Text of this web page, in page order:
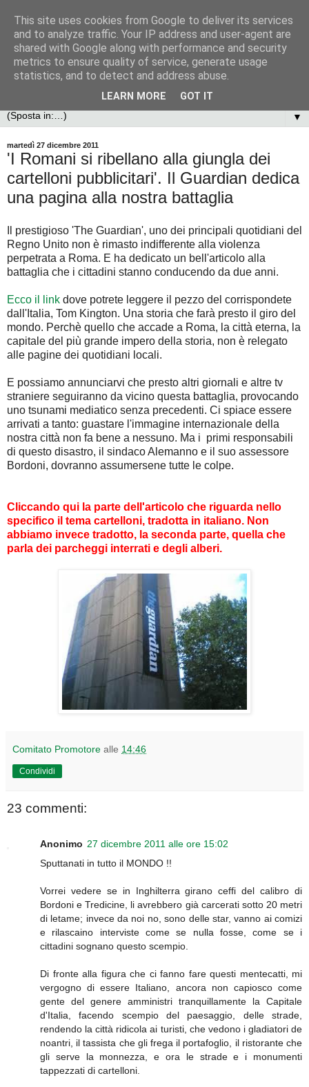
▼
martedì 27 dicembre 2011
'I Romani si ribellano alla giungla dei
cartelloni pubblicitari'. Il Guardian dedica
una pagina alla nostra battaglia
Il prestigioso 'The Guardian', uno dei principali quotidiani del
Regno Unito non è rimasto indifferente alla violenza
perpetrata a Roma. E ha dedicato un bell'articolo alla
battaglia che i cittadini stanno conducendo da due anni.
Ecco il link dove potrete leggere il pezzo del corrispondete
dall'Italia, Tom Kington. Una storia che farà presto il giro del
mondo. Perchè quello che accade a Roma, la città eterna, la
capitale del più grande impero della storia, non è relegato
alle pagine dei quotidiani locali.
E possiamo annunciarvi che presto altri giornali e altre tv
straniere seguiranno da vicino questa battaglia, provocando
uno tsunami mediatico senza precedenti. Ci spiace essere
arrivati a tanto: guastare l'immagine internazionale della
nostra città non fa bene a nessuno. Ma i primi responsabili
di questo disastro, il sindaco Alemanno e il suo assessore
Bordoni, dovranno assumersene tutte le colpe.
Cliccando qui la parte dell'articolo che riguarda nello
specifico il tema cartelloni, tradotta in italiano. Non
abbiamo invece tradotto, la seconda parte, quella che
parla dei parcheggi interrati e degli alberi.
Comitato Promotore alle 14:46
Condividi
23 commenti:
Anonimo 27 dicembre 2011 alle ore 15:02
Sputtanati in tutto il MONDO !!
Vorrei vedere se in Inghilterra girano ceffi del calibro di
Bordoni e Tredicine, li avrebbero già carcerati sotto 20 metri
di letame; invece da noi no, sono delle star, vanno ai comizi
e rilascaino interviste come se nulla fosse, come se i
cittadini sognano questo scempio.
Di fronte alla figura che ci fanno fare questi mentecatti, mi
vergogno di essere Italiano, ancora non capiosco come
gente del genere amministri tranquillamente la Capitale
d'Italia, facendo scempio del paesaggio, delle strade,
rendendo la città ridicola ai turisti, che vedono i gladiatori de
noantri, il tassista che gli frega il portafoglio, il ristorante che
gli serve la monnezza, e ora le strade e i monumenti
tappezzati di cartelloni.
This site uses cookies from Google to deliver its services
and to analyze traffic. Your IP address and user-agent are
shared with Google along with performance and security
metrics to ensure quality of service, generate usage
statistics, and to detect and address abuse.
LEARN MORE GOT IT